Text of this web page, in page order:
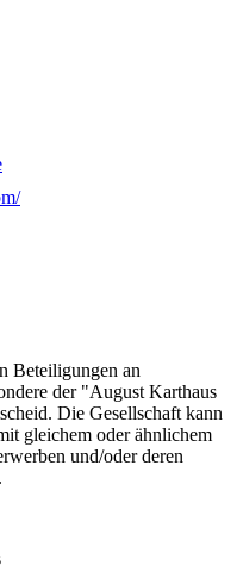
Beteiligungen an
der "August Karthaus
Die Gesellschaft kann
gleichem oder ähnlichem
und/oder deren